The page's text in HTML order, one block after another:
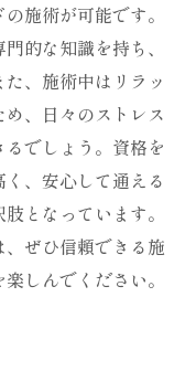
施術が可能です。
的な知識を持ち、
、施術中はリラッ
、日々のストレス
でしょう。資格を
、安心して通える
となっています。
ぜひ信頼できる施
しんでください。